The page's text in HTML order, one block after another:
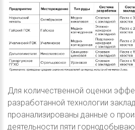
Для количественной оценки
разработанной технологии
проанализированы данные о
деятельности пяти